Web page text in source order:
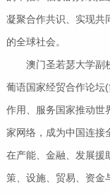
凝聚合作共识、实现共
的全球社会。
澳门圣若瑟大学副校
葡语国家经贸合作论坛(
作用、服务国家推动世
家网络，成为中国连接
在产能、金融、发展援
策、设施、贸易、资金